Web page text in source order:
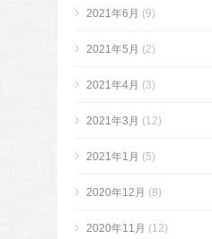
2021年6月 (9)
2021年5月 (2)
2021年4月 (3)
2021年3月 (12)
2021年1月 (5)
2020年12月 (8)
2020年11月 (12)